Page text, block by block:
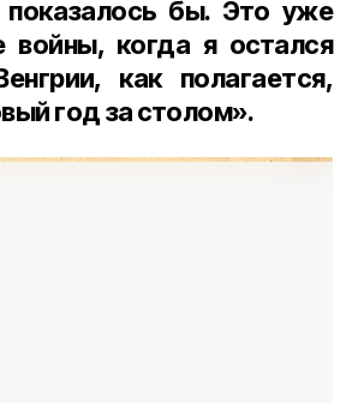
бы. Это уже
войны, когда я остался
как полагается,
год за столом».